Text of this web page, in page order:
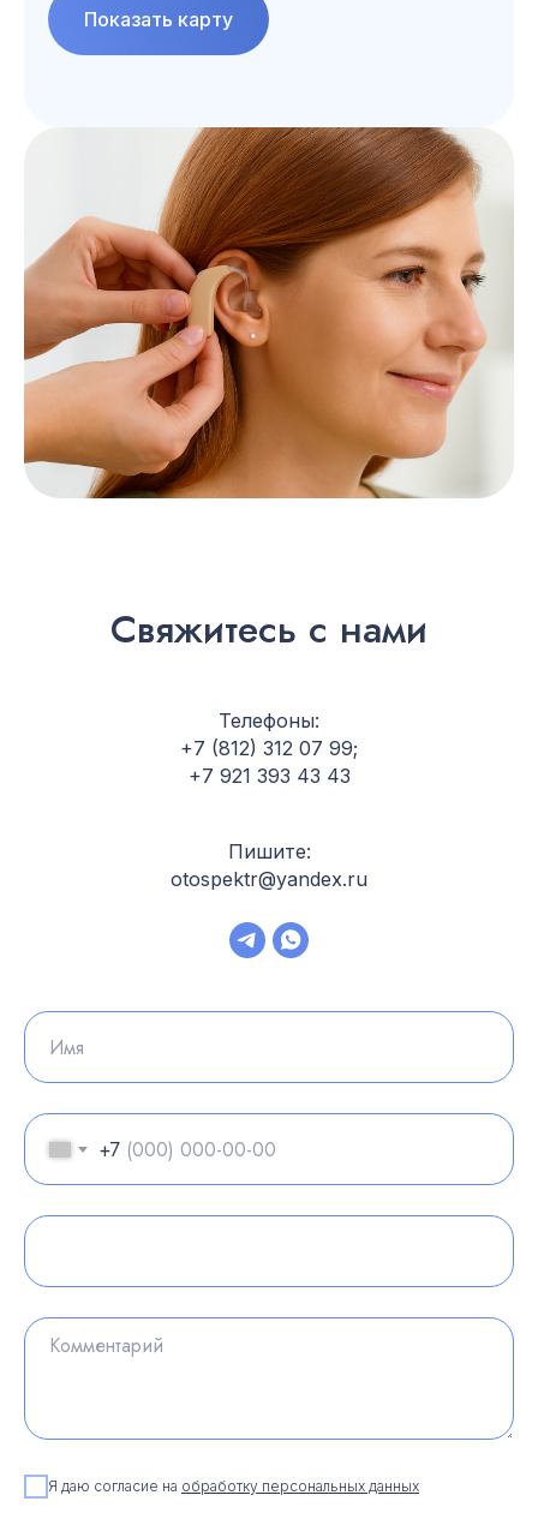
Показать карту
Свяжитесь с нами
Телефоны:
+7 (812) 312 07 99;
+7 921 393 43 43
Пишите:
otospektr@yandex.ru
+7
Я даю согласие на обработку персональных данных